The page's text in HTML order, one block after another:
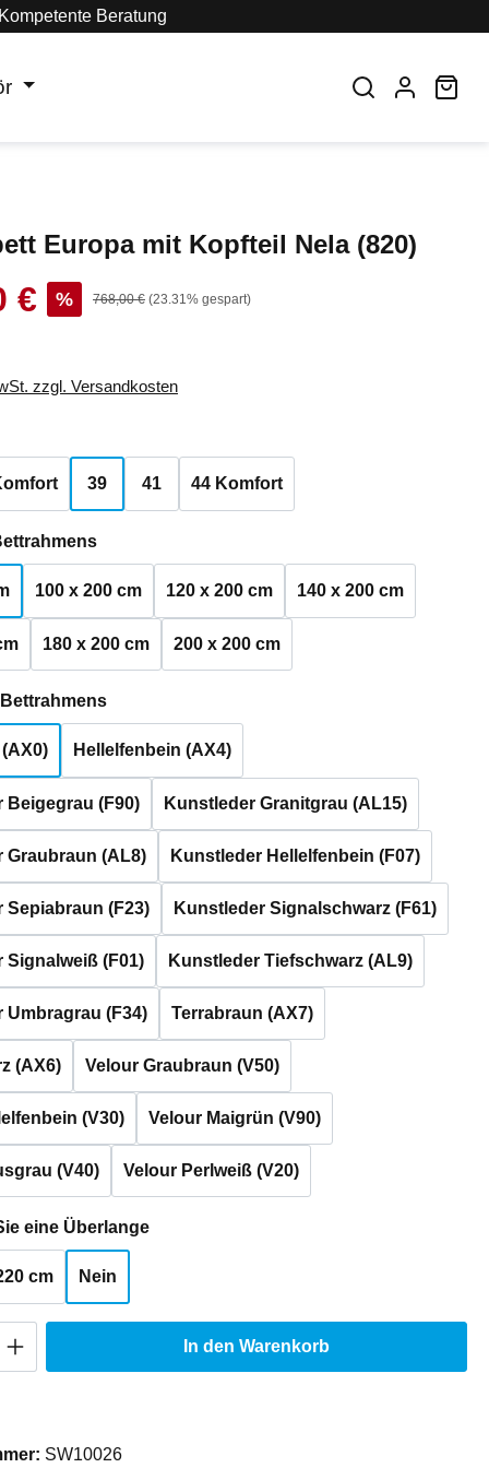
Beratung
Europa mit Kopfteil Nela (820)
€ % Regulärer Preis:
768,00 € (23.31% gespart)
zzgl. Versandkosten
39 41 44 Komfort
auswählen
100 x 200 cm 120 x 200 cm 140 x 200 cm
180 x 200 cm 200 x 200 cm
auswählen
Hellelfenbein (AX4)
Beigegrau (F90) Kunstleder Granitgrau (AL15)
Graubraun (AL8) Kunstleder Hellelfenbein (F07)
Sepiabraun (F23) Kunstleder Signalschwarz (F61)
Signalweiß (F01) Kunstleder Tiefschwarz (AL9)
Umbragrau (F34) Terrabraun (AX7)
(AX6) Velour Graubraun (V50)
(V30) Velour Maigrün (V90)
(V40) Velour Perlweiß (V20)
eine Überlangeauswählen
cm Nein
Gib den gewünschten Wert ein
In den Warenkorb
SW10026